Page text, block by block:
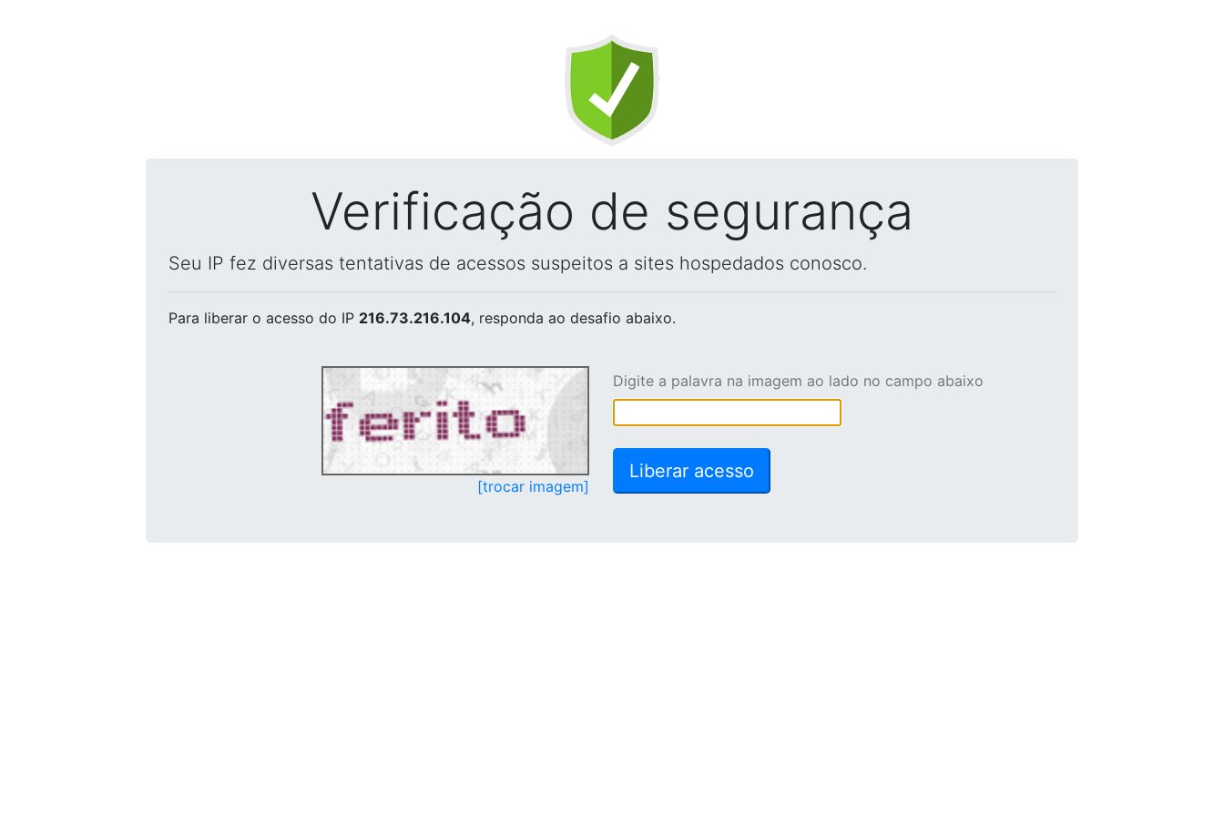
Verificação de segurança
Seu IP fez diversas tentativas de acessos suspeitos a sites hospedados conosco.
Para liberar o acesso do IP 216.73.216.104, responda ao desafio abaixo.
[trocar imagem]
Digite a palavra na imagem ao lado no campo abaixo